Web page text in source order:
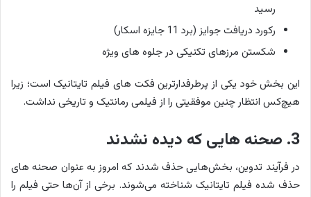
رسید
رکورد دریافت جوایز (برد 11 جایزه اسکار)
شکستن مرزهای تکنیکی در جلوه های ویژه
این بخش خود یکی از پرطرفدارترین فکت های فیلم تایتانیک است؛ زیرا
هیچ‌کس انتظار چنین موفقیتی را از فیلمی رمانتیک و تاریخی نداشت.
3. صحنه هایی که دیده نشدند
در فرآیند تدوین، بخش‌هایی حذف شدند که امروز به عنوان صحنه های
حذف شده فیلم تایتانیک شناخته می‌شوند. برخی از آن‌ها حتی فیلم را